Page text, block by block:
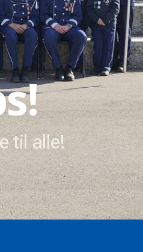
til alle!